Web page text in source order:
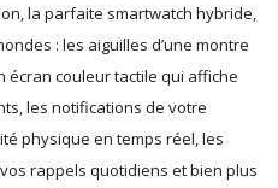
la parfaite smartwatch hybride,
: les aiguilles d’une montre
écran couleur tactile qui affiche
les notifications de votre
physique en temps réel, les
rappels quotidiens et bien plus